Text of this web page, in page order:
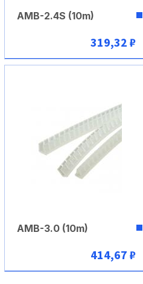
В корзину
AMB-2.4S (10m)
319,32 ₽
AMB-3.0 (10m)
414,67 ₽